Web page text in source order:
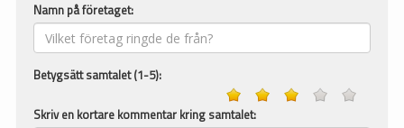
Namn på företaget:
Betygsätt samtalet (1-5):
Skriv en kortare kommentar kring samtalet: